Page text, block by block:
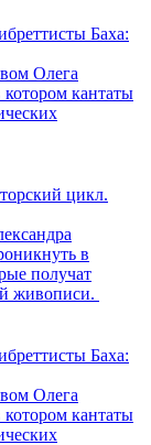
Баха:
Олега
кантаты
цикл.
в
получат
живописи.
Баха:
Олега
кантаты